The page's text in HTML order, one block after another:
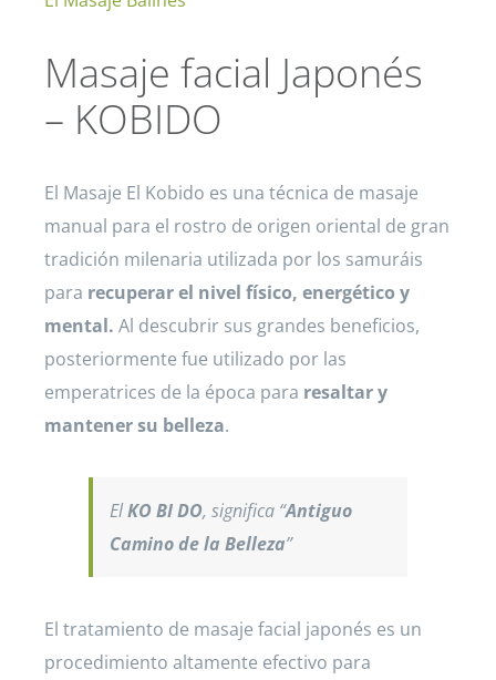
Masaje facial Japonés
– KOBIDO
El Masaje El Kobido es una técnica de masaje
manual para el rostro de origen oriental de gran
tradición milenaria utilizada por los samuráis
para recuperar el nivel físico, energético y
mental. Al descubrir sus grandes beneficios,
posteriormente fue utilizado por las
emperatrices de la época para resaltar y
mantener su belleza.
ElKO BI DO, significa “Antiguo
Camino de la Belleza”
El tratamiento de masaje facial japonés es un
procedimiento altamente efectivo para